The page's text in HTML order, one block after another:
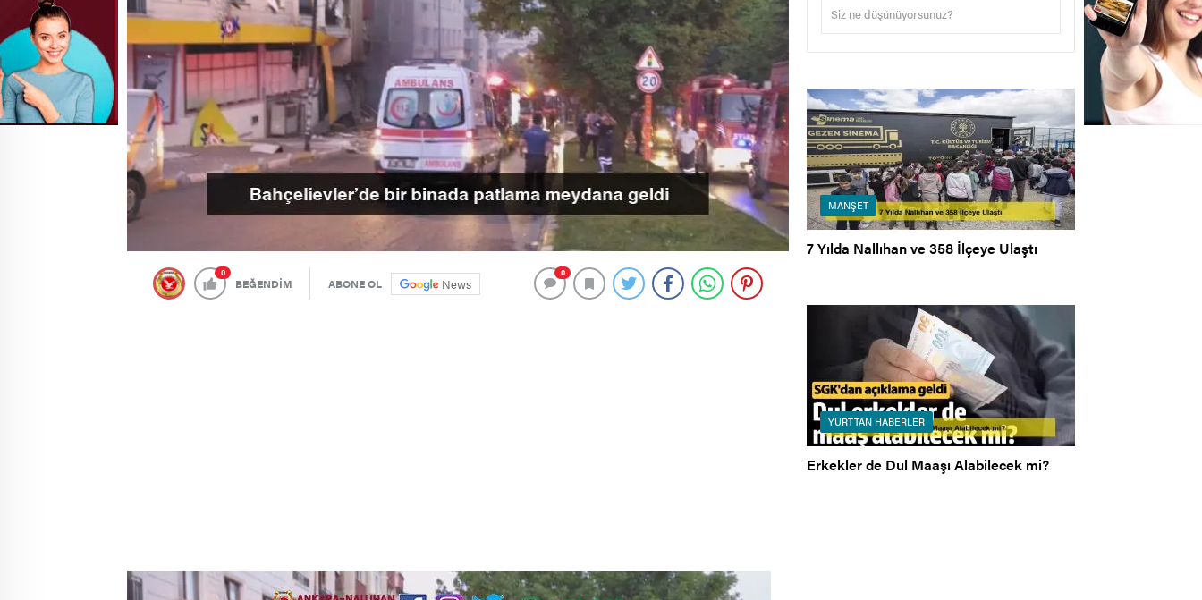
0
BEĞENDİM ABONE OL News
0
MANŞET
7 Yılda Nallıhan ve 358 İlçeye Ulaştı
YURTTAN HABERLER
Erkekler de Dul Maaşı Alabilecek mi?